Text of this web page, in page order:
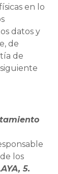
en lo
datos y
de
de
los
5.